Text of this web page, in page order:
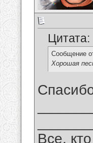
Цитата:
Сообщение
Хорошая
Все,